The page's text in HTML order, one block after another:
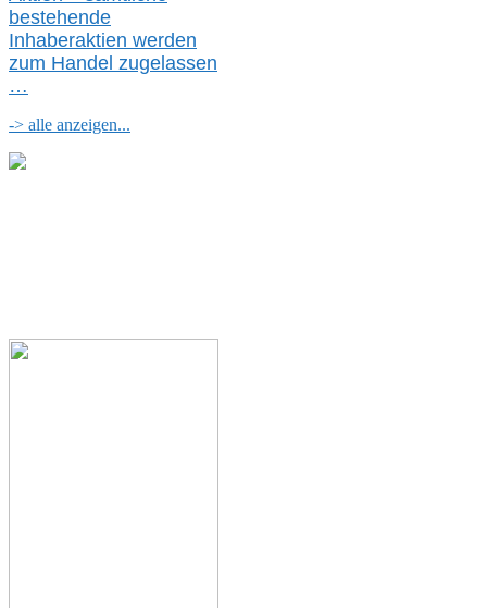
bestehende
Inhaberaktien werden
zum Handel zugelassen
…
-> alle anzeigen...